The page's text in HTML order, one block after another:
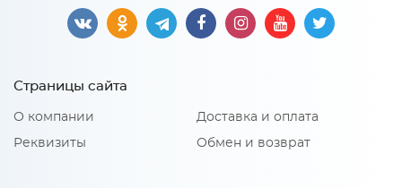
Страницы сайта
О компании
Реквизиты
Доставка и оплата
Обмен и возврат